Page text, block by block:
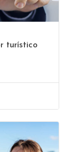
turístico